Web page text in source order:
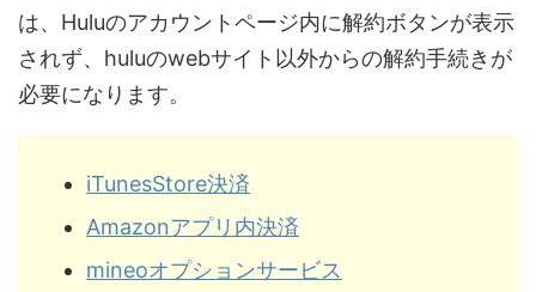
は、Huluのアカウントページ内に解約ボタンが表示
されず、huluのwebサイト以外からの解約手続きが
必要になります。
iTunesStore決済
Amazonアプリ内決済
mineoオプションサービス